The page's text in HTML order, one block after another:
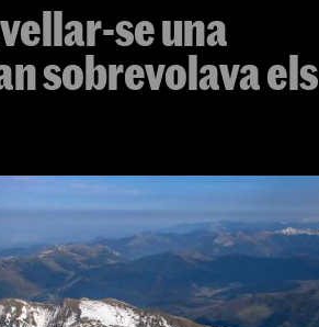
se una
sobrevolava els